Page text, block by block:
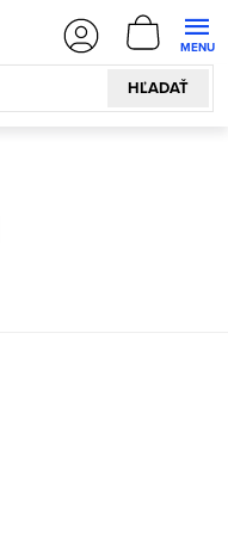
HĽADAŤ
KOŠÍK